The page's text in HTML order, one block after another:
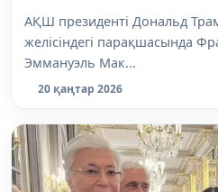
АҚШ президенті Дональд
желісіндегі парақшасында
Эммануэль Мак...
20 қаңтар 2026